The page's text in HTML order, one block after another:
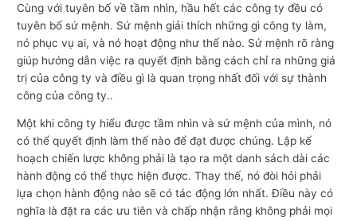
Cùng với tuyên bố về tầm nhìn, hầu hết các công ty đều có
tuyên bố sứ mệnh. Sứ mệnh giải thích những gì công ty làm,
nó phục vụ ai, và nó hoạt động như thế nào. Sứ mệnh rõ ràng
giúp hướng dẫn việc ra quyết định bằng cách chỉ ra những giá
trị của công ty và điều gì là quan trọng nhất đối với sự thành
công của công ty..
Một khi công ty hiểu được tầm nhìn và sứ mệnh của mình, nó
có thể quyết định làm thế nào để đạt được chúng. Lập kế
hoạch chiến lược không phải là tạo ra một danh sách dài các
hành động có thể thực hiện được. Thay thế, nó đòi hỏi phải
lựa chọn hành động nào sẽ có tác động lớn nhất. Điều này có
nghĩa là đặt ra các ưu tiên và chấp nhận rằng không phải mọi